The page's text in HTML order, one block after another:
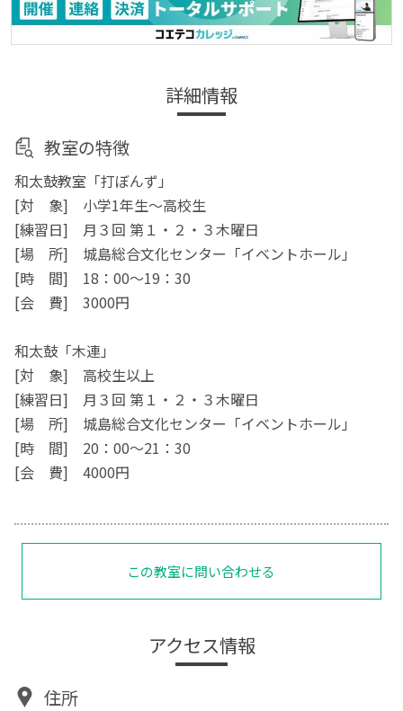
詳細情報
教室の特徴
和太鼓教室「打ぼんず」
[対 象] 小学1年生～高校生
[練習日] 月３回 第１・２・３木曜日
[場 所] 城島総合文化センター「イベントホール」
[時 間] 18：00～19：30
[会 費] 3000円
和太鼓「木連」
[対 象] 高校生以上
[練習日] 月３回 第１・２・３木曜日
[場 所] 城島総合文化センター「イベントホール」
[時 間] 20：00～21：30
[会 費] 4000円
この教室に問い合わせる
アクセス情報
住所